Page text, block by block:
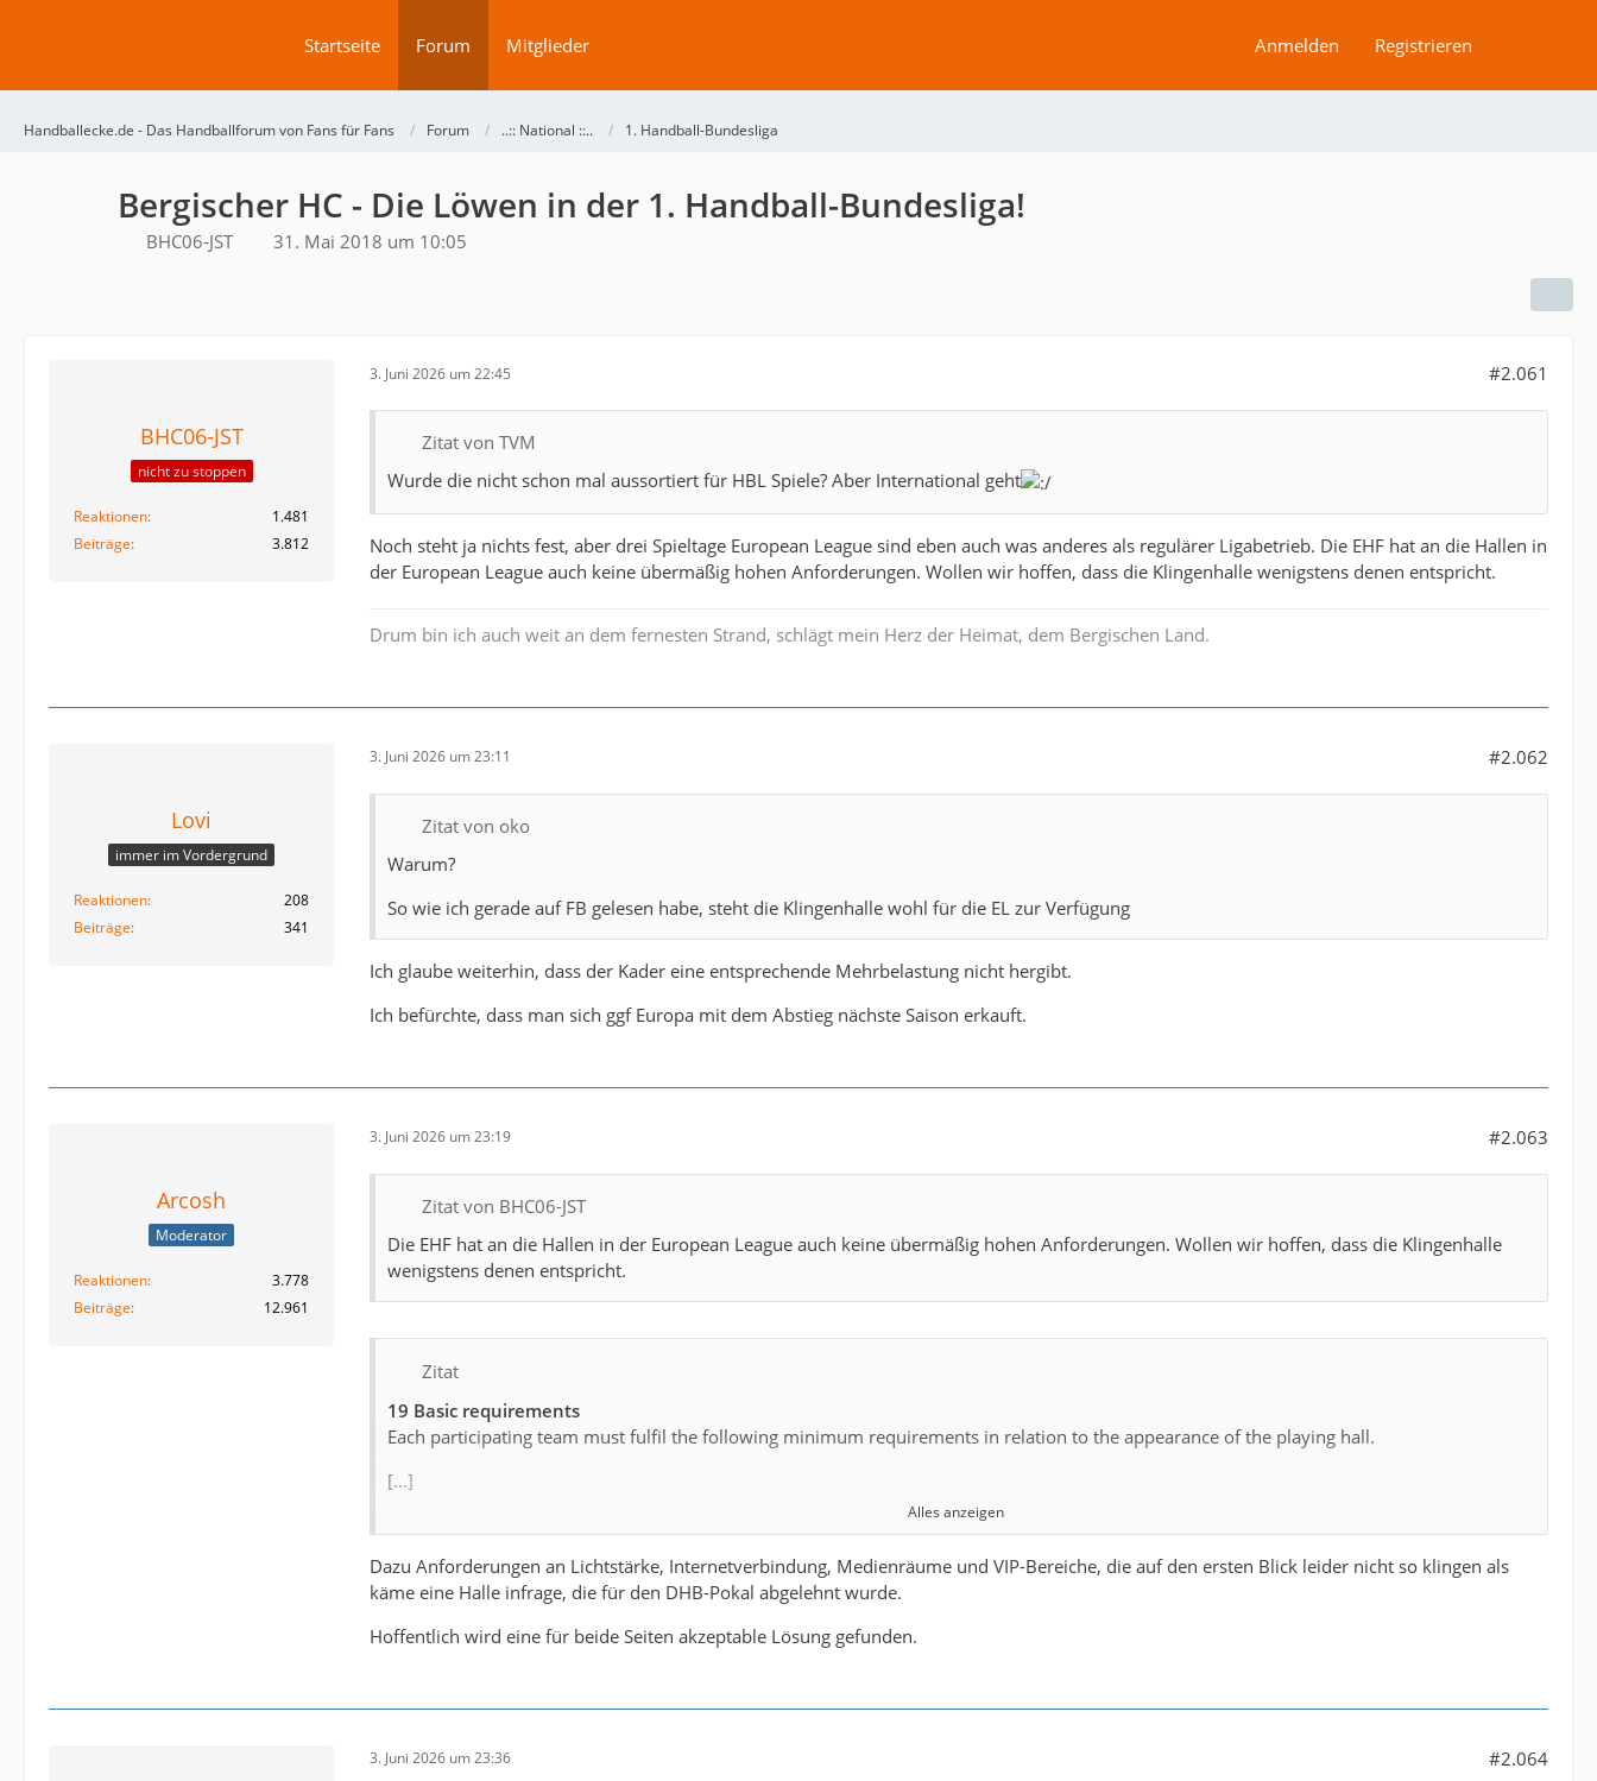
Startseite Forum Mitglieder Anmelden Registrieren
Handballecke.de - Das Handballforum von Fans für Fans Forum ..:: National ::.. 1. Handball-Bundesliga
Bergischer HC - Die Löwen in der 1. Handball-Bundesliga!
BHC06-JST 31. Mai 2018 um 10:05
BHC06-JST
nicht zu stoppen
Reaktionen
1.481
Beiträge
3.812
3. Juni 2026 um 22:45 #2.061
Zitat von TVM
Wurde die nicht schon mal aussortiert für HBL Spiele? Aber International geht
Noch steht ja nichts fest, aber drei Spieltage European League sind eben auch was anderes als regulärer Ligabetrieb. Die EHF hat an die Hallen in
der European League auch keine übermäßig hohen Anforderungen. Wollen wir hoffen, dass die Klingenhalle wenigstens denen entspricht.
Drum bin ich auch weit an dem fernesten Strand, schlägt mein Herz der Heimat, dem Bergischen Land.
Lovi
immer im Vordergrund
Reaktionen
208
Beiträge
341
3. Juni 2026 um 23:11 #2.062
Zitat von oko
Warum?
So wie ich gerade auf FB gelesen habe, steht die Klingenhalle wohl für die EL zur Verfügung
Ich glaube weiterhin, dass der Kader eine entsprechende Mehrbelastung nicht hergibt.
Ich befürchte, dass man sich ggf Europa mit dem Abstieg nächste Saison erkauft.
Arcosh
Moderator
Reaktionen
3.778
Beiträge
12.961
3. Juni 2026 um 23:19 #2.063
Zitat von BHC06-JST
Die EHF hat an die Hallen in der European League auch keine übermäßig hohen Anforderungen. Wollen wir hoffen, dass die Klingenhalle
wenigstens denen entspricht.
Zitat
19 Basic requirements
Each participating team must fulfil the following minimum requirements in relation to the appearance of the playing hall.
[...]
- Grandstands on both long sides
- Playing court (size: 40 m x 20 m)
- Base area (minimum size: 44 m x 24 m)
Alles anzeigen
Dazu Anforderungen an Lichtstärke, Internetverbindung, Medienräume und VIP-Bereiche, die auf den ersten Blick leider nicht so klingen als
käme eine Halle infrage, die für den DHB-Pokal abgelehnt wurde.
Hoffentlich wird eine für beide Seiten akzeptable Lösung gefunden.
3. Juni 2026 um 23:36 #2.064